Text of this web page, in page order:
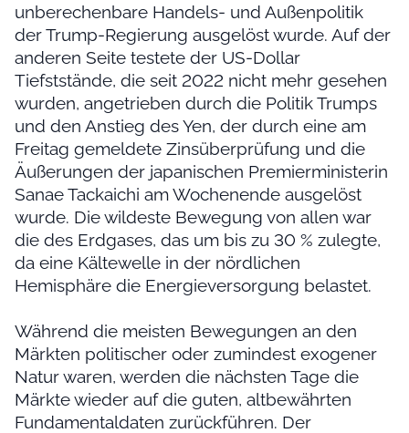
unberechenbare Handels- und Außenpolitik
der Trump-Regierung ausgelöst wurde. Auf der
anderen Seite testete der US-Dollar
Tiefststände, die seit 2022 nicht mehr gesehen
wurden, angetrieben durch die Politik Trumps
und den Anstieg des Yen, der durch eine am
Freitag gemeldete Zinsüberprüfung und die
Äußerungen der japanischen Premierministerin
Sanae Tackaichi am Wochenende ausgelöst
wurde. Die wildeste Bewegung von allen war
die des Erdgases, das um bis zu 30 % zulegte,
da eine Kältewelle in der nördlichen
Hemisphäre die Energieversorgung belastet.
Während die meisten Bewegungen an den
Märkten politischer oder zumindest exogener
Natur waren, werden die nächsten Tage die
Märkte wieder auf die guten, altbewährten
Fundamentaldaten zurückführen. Der